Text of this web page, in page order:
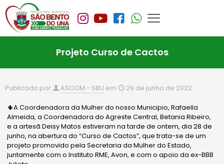
Projeto Curso de Cactos
Publicado por ASCOM - SBU em 29 de junho de 2022
🌵A Coordenadora da Mulher do nosso Municipio, Rafaella
Almeida, a Coordenadora do Agreste Central, Betania Ribeiro,
e a artesã Deisy Matos estiveram na tarde de ontem, dia 28 de
junho, na abertura do “Curso de Cactos”, que trata-se de um
projeto promovido pela Secretaria da Mulher do Estado,
juntamente com o Instituto RME, Avon, e com o apoio da ex-BBB